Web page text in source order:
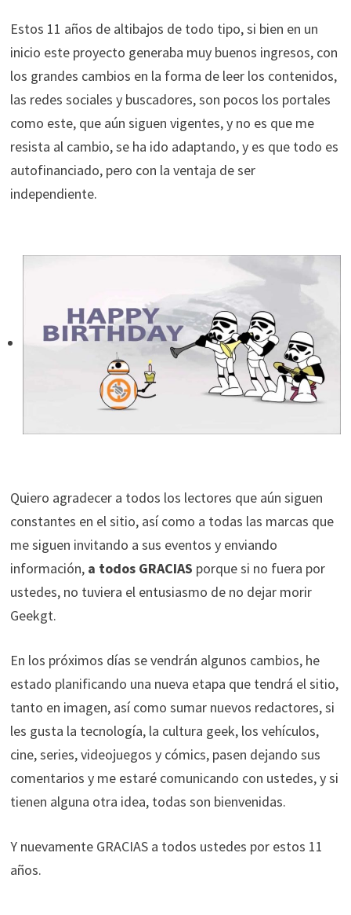
Estos 11 años de altibajos de todo tipo, si bien en un
inicio este proyecto generaba muy buenos ingresos, con
los grandes cambios en la forma de leer los contenidos,
las redes sociales y buscadores, son pocos los portales
como este, que aún siguen vigentes, y no es que me
resista al cambio, se ha ido adaptando, y es que todo es
autofinanciado, pero con la ventaja de ser
independiente.
Quiero agradecer a todos los lectores que aún siguen
constantes en el sitio, así como a todas las marcas que
me siguen invitando a sus eventos y enviando
información, a todos GRACIAS porque si no fuera por
ustedes, no tuviera el entusiasmo de no dejar morir
Geekgt.
En los próximos días se vendrán algunos cambios, he
estado planificando una nueva etapa que tendrá el sitio,
tanto en imagen, así como sumar nuevos redactores, si
les gusta la tecnología, la cultura geek, los vehículos,
cine, series, videojuegos y cómics, pasen dejando sus
comentarios y me estaré comunicando con ustedes, y si
tienen alguna otra idea, todas son bienvenidas.
Y nuevamente GRACIAS a todos ustedes por estos 11
años.